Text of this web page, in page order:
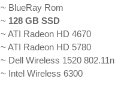
~ BlueRay Rom
~ 128 GB SSD
~ ATI Radeon HD 4670
~ ATI Radeon HD 5780
~ Dell Wireless 1520 802.11n
~ Intel Wireless 6300